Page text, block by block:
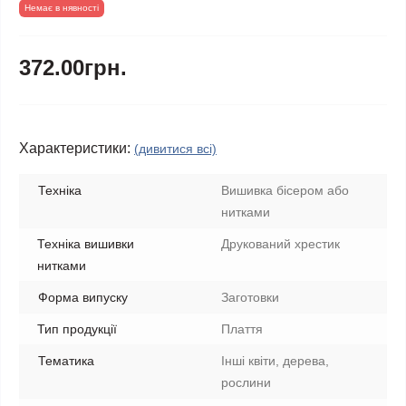
Немає в нявності
372.00грн.
Характеристики: (дивитися всі)
Техніка
Вишивка бісером або
нитками
Техніка вишивки
нитками
Друкований хрестик
Форма випуску Заготовки
Тип продукції Плаття
Тематика
Інші квіти, дерева,
рослини